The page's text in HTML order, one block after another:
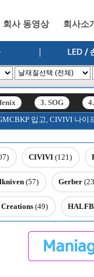
회사 동영상 회사소
3. SOG
3. SOG
입고, CIVIVI 나
CIVIVI (121)
(57) Gerber
(49)